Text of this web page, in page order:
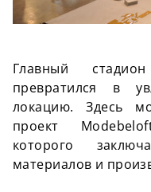
Главный
превратился в
локацию. Здесь
проект
которого
материалов и